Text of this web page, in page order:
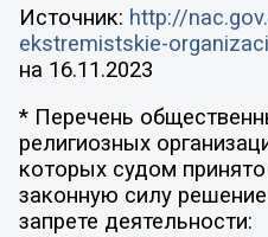
Источник: http://
ekstremistskie-
на 16.11.2023
* Перечень
религиозных
которых судом
законную силу
запрете деятельности: